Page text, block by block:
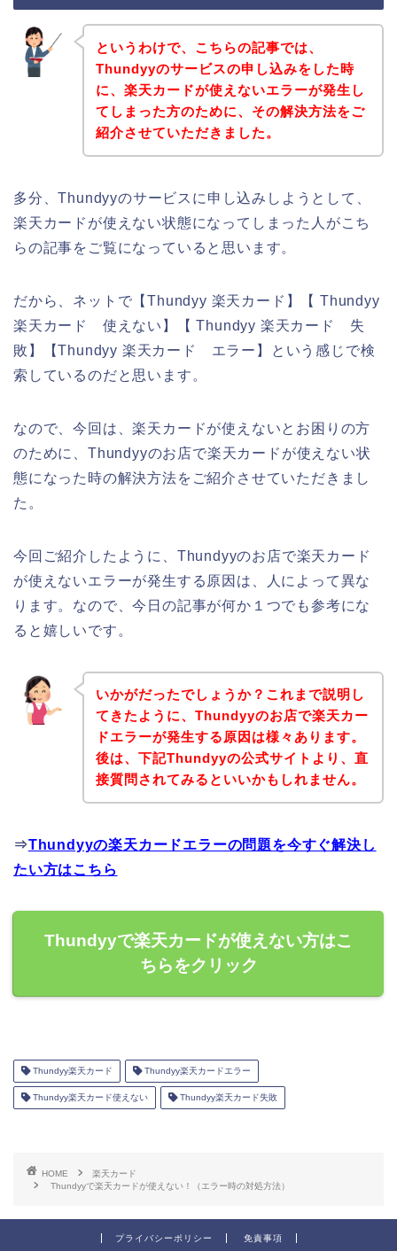
というわけで、こちらの記事では、
Thundyyのサービスの申し込みをした時
に、楽天カードが使えないエラーが発生し
てしまった方のために、その解決方法をご
紹介させていただきました。
多分、Thundyyのサービスに申し込みしようとして、
楽天カードが使えない状態になってしまった人がこち
らの記事をご覧になっていると思います。
だから、ネットで【Thundyy 楽天カード】【 Thundyy
楽天カード 使えない】【 Thundyy 楽天カード 失
敗】【Thundyy 楽天カード エラー】という感じで検
索しているのだと思います。
なので、今回は、楽天カードが使えないとお困りの方
のために、Thundyyのお店で楽天カードが使えない状
態になった時の解決方法をご紹介させていただきまし
た。
今回ご紹介したように、Thundyyのお店で楽天カード
が使えないエラーが発生する原因は、人によって異な
ります。なので、今日の記事が何か１つでも参考にな
ると嬉しいです。
いかがだったでしょうか？これまで説明し
てきたように、Thundyyのお店で楽天カー
ドエラーが発生する原因は様々あります。
後は、下記Thundyyの公式サイトより、直
接質問されてみるといいかもしれません。
⇒Thundyyの楽天カードエラーの問題を今すぐ解決し
たい方はこちら
Thundyyで楽天カードが使えない方はこ
ちらをクリック
Thundyy楽天カード Thundyy楽天カードエラー
Thundyy楽天カード使えない Thundyy楽天カード失敗
HOME
楽天カード
Thundyyで楽天カードが使えない！（エラー時の対処方法）
プライバシーポリシー 免責事項